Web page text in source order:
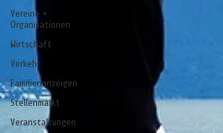
Vereine +
Organisationen
Wirtschaft
Verkehr
Familienanzeigen
Stellenmarkt
Veranstaltungen